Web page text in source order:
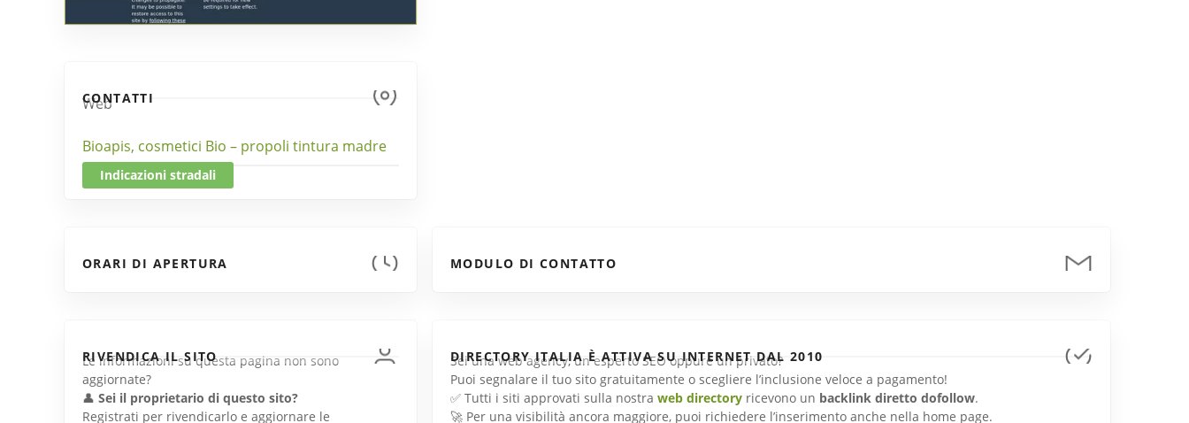
CONTATTI
Web
Bioapis, cosmetici Bio – propoli tintura madre
Indicazioni stradali
ORARI DI APERTURA MODULO DI CONTATTO
RIVENDICA IL SITO
Le informazioni su questa pagina non sono
aggiornate?
👤 Sei il proprietario di questo sito?
Registrati per rivendicarlo e aggiornare le
DIRECTORY ITALIA È ATTIVA SU INTERNET DAL 2010
Sei una web agency, un esperto SEO oppure un privato?
Puoi segnalare il tuo sito gratuitamente o scegliere l’inclusione veloce a pagamento!
✅ Tutti i siti approvati sulla nostra web directoryricevono un backlink diretto dofollow.
🚀 Per una visibilità ancora maggiore, puoi richiedere l’inserimento anche nella home page.